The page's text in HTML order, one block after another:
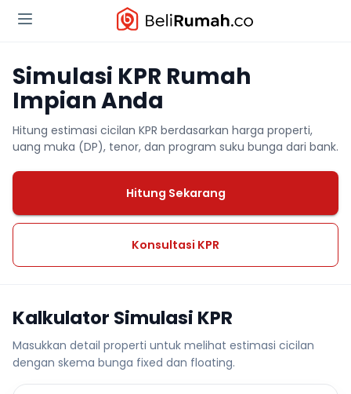
Simulasi KPR Rumah
Impian Anda
Hitung estimasi cicilan KPR berdasarkan harga properti,
uang muka (DP), tenor, dan program suku bunga dari bank.
Hitung Sekarang
Konsultasi KPR
Kalkulator Simulasi KPR
Masukkan detail properti untuk melihat estimasi cicilan
dengan skema bunga fixed dan floating.